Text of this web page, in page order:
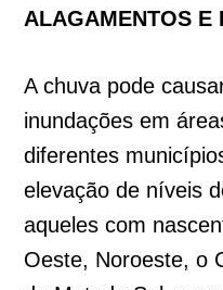
ALAGAMENTOS E
A chuva pode
inundações em
diferentes
elevação de níveis
aqueles com
Oeste, Noroeste, o